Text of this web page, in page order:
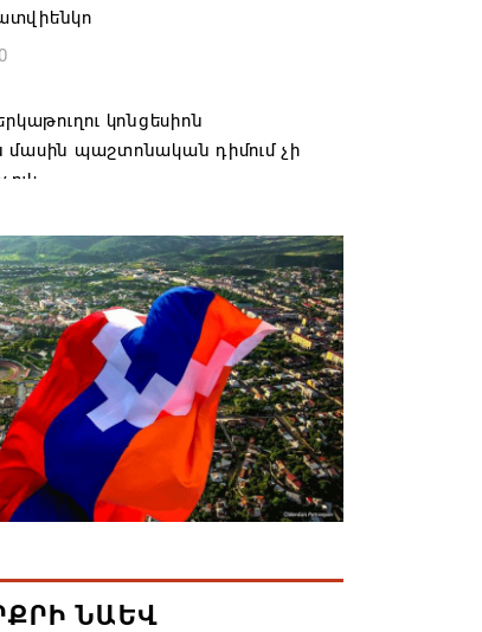
կոնցեսիոն
պաշտոնական դիմում չի
Առաքելական Եկեղեցու
դատարանի առջև՝
հետ խորացող
պատճառով․ Reuters-ի
Ադրբեջանի տարածքով
ՆԱԵՎ